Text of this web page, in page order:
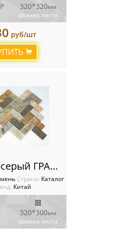
320*320мм
размер листа
руб/шт
MS-0516 серый ГРАНИТ кирпич-ёлочка серый
Cтрана: Каталог
Китай
320*300мм
размер листа